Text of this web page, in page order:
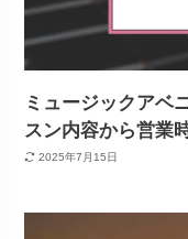
ミュージックアベ
スン内容から営業
2025年7月15日